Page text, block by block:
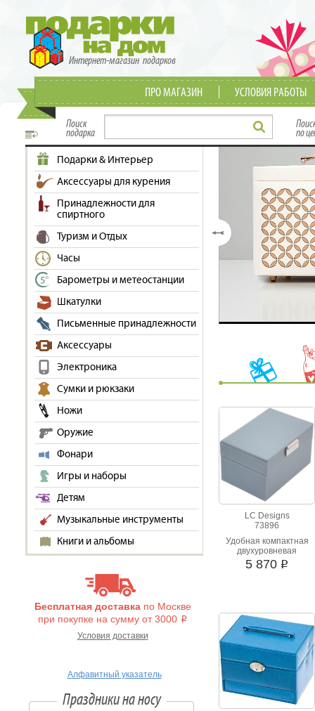
Интернет-магазин подарков
ПРО МАГАЗИН УСЛОВИЯ РАБОТЫ
Поиск
подарка
по
Подарки & Интерьер
Аксессуары для курения
Принадлежности для
спиртного
Туризм и Отдых
Часы
Барометры и метеостанции
Шкатулки
Письменные принадлежности
Аксессуары
Электроника
Сумки и рюкзаки
Ножи
Оружие
Фонари
Игры и наборы
Детям
Музыкальные инструменты
Книги и альбомы
Бесплатная доставкапо Москве
при покупке на сумму от 3000 i
Условия доставки
Алфавитный указатель
Праздники на носу
LC Designs
73896
Удобная компактная
двухуровневая
шкатулка для хранения
драгоценностей
5 870 i